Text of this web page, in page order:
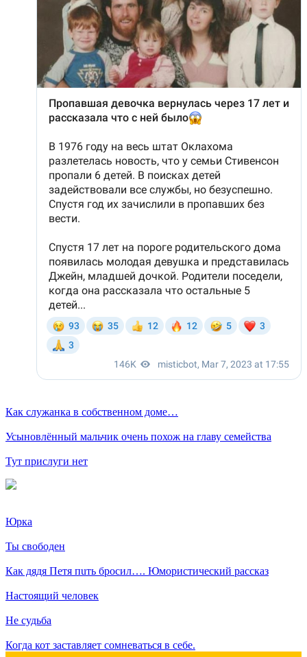
Как служанка в собственном доме…
Усыновлённый мальчик очень похож на главу семейства
Тут прислуги нет
Юрка
Ты свободен
Как дядя Петя пuть бросил…. Юмористический рассказ
Настоящий человек
Не судьба
Когда кот заставляет сомневаться в себе.